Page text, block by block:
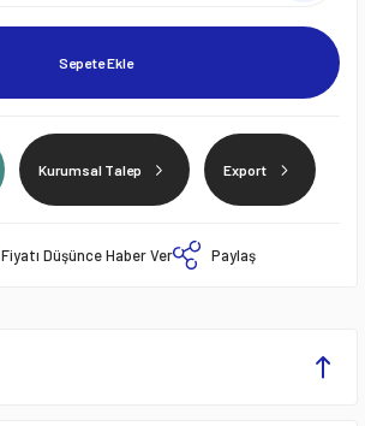
Sepete Ekle
Kurumsal Talep Export
Fiyatı Düşünce Haber Ver Paylaş